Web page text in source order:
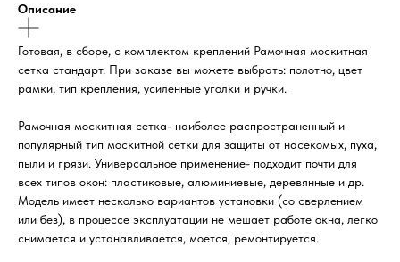
Описание
Готовая, в сборе, с комплектом креплений Рамочная москитная
сетка стандарт. При заказе вы можете выбрать: полотно, цвет
рамки, тип крепления, усиленные уголки и ручки.
Рамочная москитная сетка- наиболее распространенный и
популярный тип москитной сетки для защиты от насекомых, пуха,
пыли и грязи. Универсальное применение- подходит почти для
всех типов окон: пластиковые, алюминиевые, деревянные и др.
Модель имеет несколько вариантов установки (со сверлением
или без), в процессе эксплуатации не мешает работе окна, легко
снимается и устанавливается, моется, ремонтируется.